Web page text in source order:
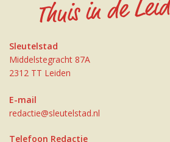
Sleutelstad
Middelstegracht 87A
2312 TT Leiden
E-mail
redactie@sleutelstad.nl
Telefoon Redactie